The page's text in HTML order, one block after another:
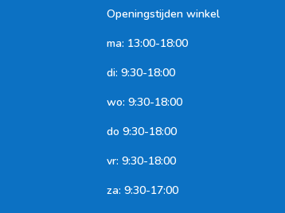
Openingstijden winkel
ma: 13:00-18:00
di: 9:30-18:00
wo: 9:30-18:00
do 9:30-18:00
vr: 9:30-18:00
za: 9:30-17:00